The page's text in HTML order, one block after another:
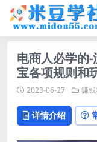
电商人必学的
宝各项规则和
2023-06-27 赚钱
详情介绍